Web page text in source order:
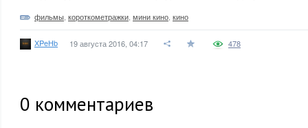
фильмы короткометражки мини кино кино
XPeHb 19 августа 2016, 04:17 478
0 комментариев